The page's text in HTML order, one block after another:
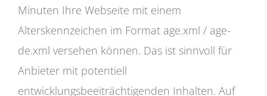
Minuten Ihre Webseite mit einem
Alterskennzeichen im Format age.xml / age-
de.xml versehen können. Das ist sinnvoll für
Anbieter mit potentiell
entwicklungsbeeiträchtigenden Inhalten. Auf